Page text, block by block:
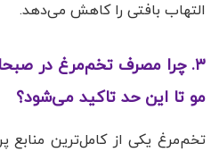
التهاب بافتی را کاهش می‌دهد.
۳. چرا مصرف تخم‌مرغ در
مو تا این حد تاکید می‌شود؟
تخم‌مرغ یکی از کامل‌ترین منابع